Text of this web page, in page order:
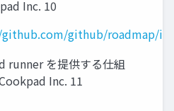
Inc. 10
github/roadmap/
runner を提供する仕組
Inc. 11